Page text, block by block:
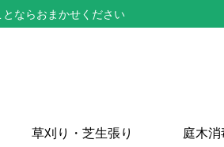
とならおまかせください
草刈り・芝生張り 庭木